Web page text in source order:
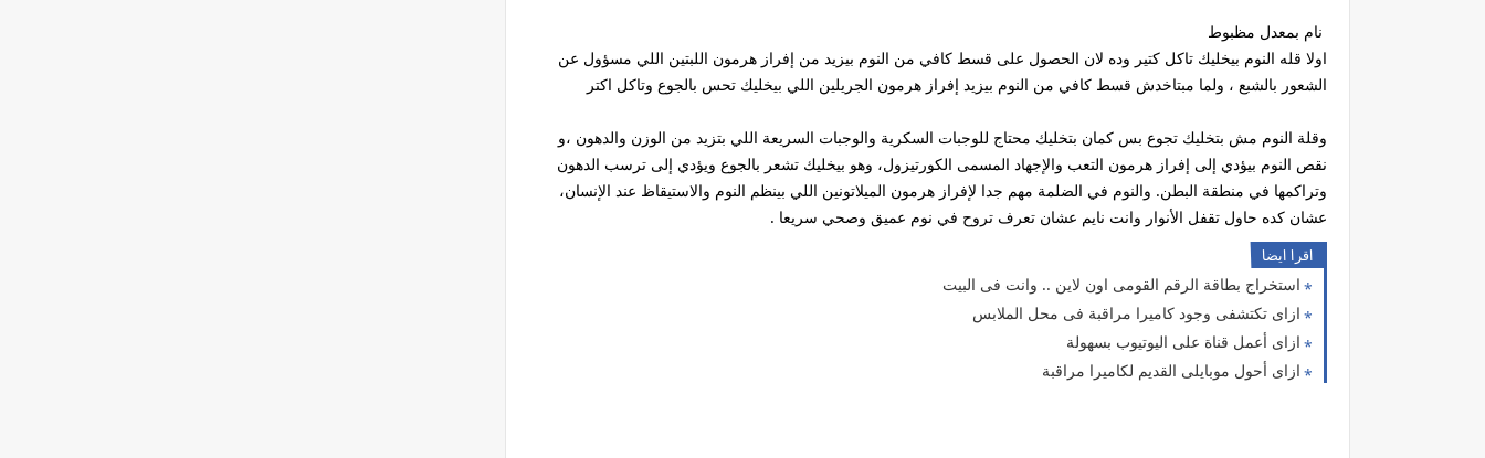
نام بمعدل مظبوط
اولا قله النوم بيخليك تاكل كتير وده لان الحصول على قسط كافي من النوم بيزيد من إفراز هرمون اللبتين اللي مسؤول عن
الشعور بالشبع ، ولما مبتاخدش قسط كافي من النوم بيزيد إفراز هرمون الجريلين اللي بيخليك تحس بالجوع وتاكل اكتر
وقلة النوم مش بتخليك تجوع بس كمان بتخليك محتاج للوجبات السكرية والوجبات السريعة اللي بتزيد من الوزن والدهون ،و
نقص النوم بيؤدي إلى إفراز هرمون التعب والإجهاد المسمى الكورتيزول، وهو بيخليك تشعر بالجوع ويؤدي إلى ترسب الدهون
وتراكمها في منطقة البطن. والنوم في الضلمة مهم جدا لإفراز هرمون الميلاتونين اللي بينظم النوم والاستيقاظ عند الإنسان،
عشان كده حاول تقفل الأنوار وانت نايم عشان تعرف تروح في نوم عميق وصحي سريعا .
اقرا ايضا
استخراج بطاقة الرقم القومى اون لاين .. وانت فى البيت
ازاى تكتشفى وجود كاميرا مراقبة فى محل الملابس
ازاى أعمل قناة على اليوتيوب بسهولة
ازاى أحول موبايلى القديم لكاميرا مراقبة